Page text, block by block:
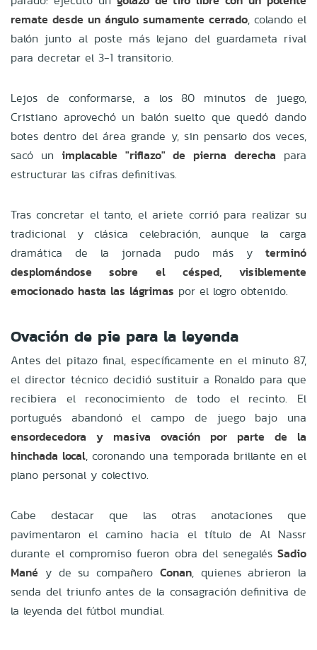
remate desde un ángulo sumamente cerrado, colando el
balón junto al poste más lejano del guardameta rival
para decretar el 3-1 transitorio.
Lejos de conformarse, a los 80 minutos de juego,
Cristiano aprovechó un balón suelto que quedó dando
botes dentro del área grande y, sin pensarlo dos veces,
sacó un implacable "riflazo" de pierna derecha para
estructurar las cifras definitivas.
Tras concretar el tanto, el ariete corrió para realizar su
tradicional y clásica celebración, aunque la carga
dramática de la jornada pudo más y terminó
desplomándose sobre el césped, visiblemente
emocionado hasta las lágrimas por el logro obtenido.
Ovación de pie para la leyenda
Antes del pitazo final, específicamente en el minuto 87,
el director técnico decidió sustituir a Ronaldo para que
recibiera el reconocimiento de todo el recinto. El
portugués abandonó el campo de juego bajo una
ensordecedora y masiva ovación por parte de la
hinchada local, coronando una temporada brillante en el
plano personal y colectivo.
Cabe destacar que las otras anotaciones que
pavimentaron el camino hacia el título de Al Nassr
durante el compromiso fueron obra del senegalés Sadio
Mané y de su compañero Conan, quienes abrieron la
senda del triunfo antes de la consagración definitiva de
la leyenda del fútbol mundial.